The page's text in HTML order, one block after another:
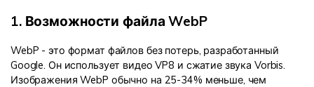
1. Возможности файла WebP
WebP - это формат файлов без потерь, разработанный
Google. Он использует видео VP8 и сжатие звука Vorbis.
Изображения WebP обычно на 25-34% меньше, чем